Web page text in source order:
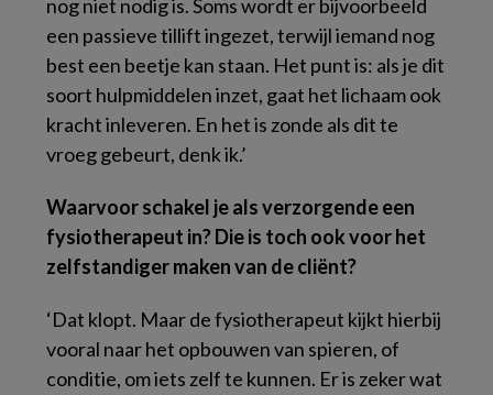
nog niet nodig is. Soms wordt er bijvoorbeeld
een passieve tillift ingezet, terwijl iemand nog
best een beetje kan staan. Het punt is: als je dit
soort hulpmiddelen inzet, gaat het lichaam ook
kracht inleveren. En het is zonde als dit te
vroeg gebeurt, denk ik.’
Waarvoor schakel je als verzorgende een
fysiotherapeut in? Die is toch ook voor het
zelfstandiger maken van de cliënt?
‘Dat klopt. Maar de fysiotherapeut kijkt hierbij
vooral naar het opbouwen van spieren, of
conditie, om iets zelf te kunnen. Er is zeker wat